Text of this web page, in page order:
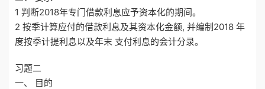
1 判断2018年专门借款利息应予资本化的期间。
2 按季计算应付的借款利息及其资本化金额, 并编制2018 年
度按季计提利息以及年末 支付利息的会计分录。
习题二
一、 目的